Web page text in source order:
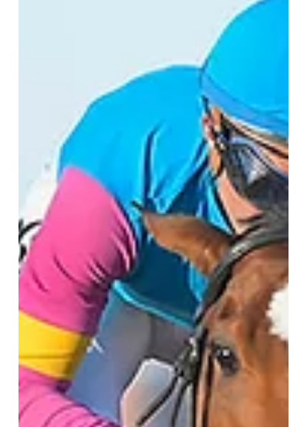
2 min de lectura
El 9 de Julio encabeza lo que se viene en el césped de
San Isidro
La tradicional carrera sobre la milla se correrá este sábado,
acompañada en cartelera del Clásico Espirita (L) Don Griego, va
por otro paso firme en el 9 de Julio / JUAN I. BOZZELLO Así
como el Hipódromo Palermo tendrá un viernes con acción
fuerte, por el lado del Hipódromo de San Isidro, el sábado no le
irá en zaga, con una propuesta que incluirá dos competencias
en el plano de los clásicos. Todo girará alrededor de una prueba
histórica como el 9 de Julio (G2-1600 m, césped)